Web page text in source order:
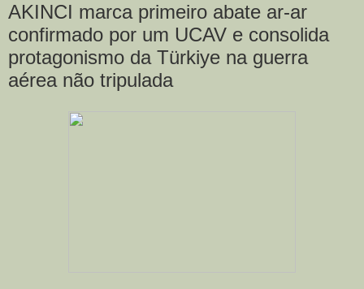
AKINCI marca primeiro abate ar-ar
confirmado por um UCAV e consolida
protagonismo da Türkiye na guerra
aérea não tripulada